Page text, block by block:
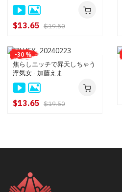
$13.65 $19.50
-30 %
焦らしエッチで昇天しちゃう
浮気女 - 加藤えま
$13.65 $19.50